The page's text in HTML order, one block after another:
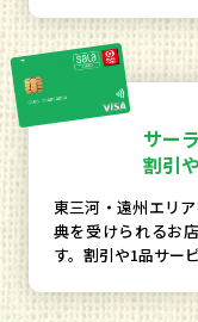
サー
割引
東三河・遠州エリ
典を受けられるお
す。割引や1品サー